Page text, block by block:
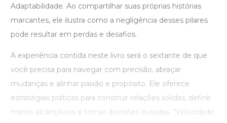
Adaptabilidade. Ao compartilhar suas próprias histórias
marcantes, ele ilustra como a negligência desses pilares
pode resultar em perdas e desafios.
A experiência contida neste livro será o sextante de que
você precisa para navegar com precisão, abraçar
mudanças e alinhar paixão e propósito. Ele oferece
estratégias práticas para construir relações sólidas, definir
metas alcançáveis e tomar decisões ousadas. "Velocidade